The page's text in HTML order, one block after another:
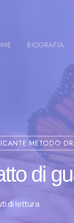
BIOGRAFIA
METODO
di
di lettura